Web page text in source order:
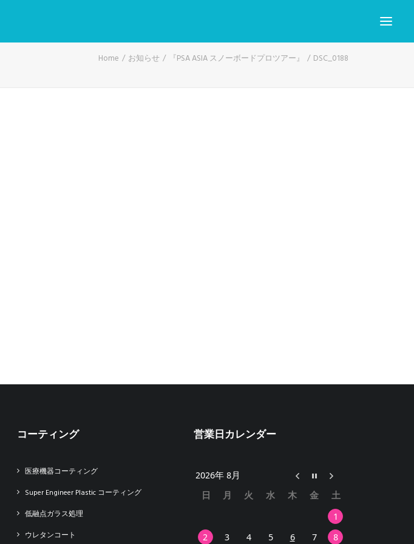
Home お知らせ 『PSA ASIA スノーボードプロツアー』 DSC_0188
コーティング
医療機器コーティング
Super Engineer Plastic コーティング
低融点ガラス処理
ウレタンコート
営業日カレンダー
2026年 8月
日 月 火 水 木 金 土
1
2
3 4 5 6 7 8